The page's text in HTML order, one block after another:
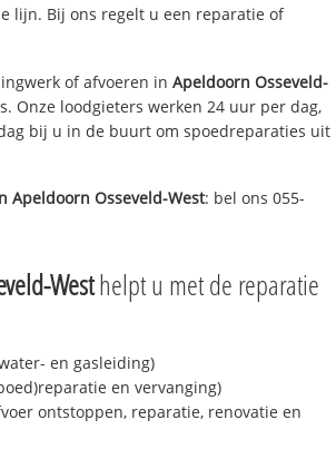
lijn. Bij ons regelt u een reparatie of
of afvoeren in Apeldoorn Osseveld-
Onze loodgieters werken 24 uur per dag,
bij u in de buurt om spoedreparaties uit
Apeldoorn Osseveld-West: bel ons 055-
Westhelpt u met de reparatie
en gasleiding)
en vervanging)
ontstoppen, reparatie, renovatie en